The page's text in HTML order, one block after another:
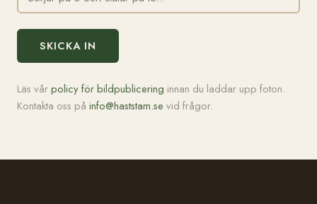
SKICKA IN
Läs vårpolicy för bildpublicering innan du laddar upp foton.
Kontakta oss på info@haststam.se vid frågor.